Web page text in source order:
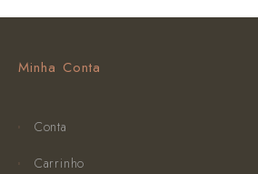
Minha Conta
Conta
Carrinho